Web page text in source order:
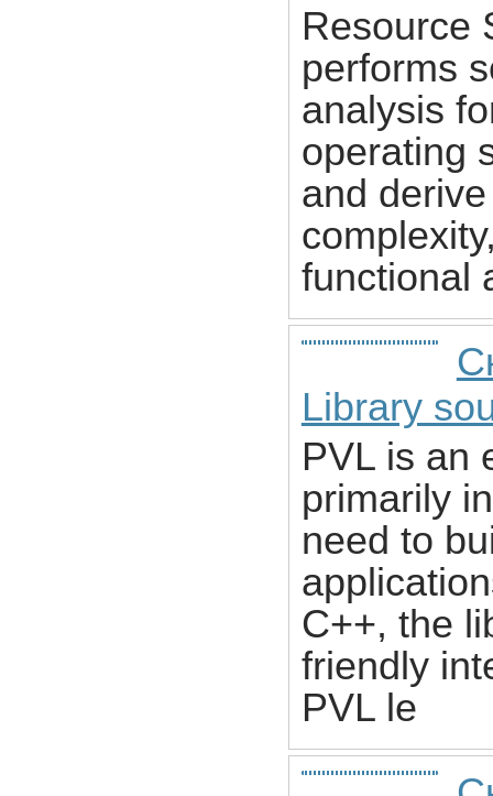
Resource
performs
analysis
operating
and
functional
Library
PVL is an
primarily
need to
C++, the
friendly
PVL le